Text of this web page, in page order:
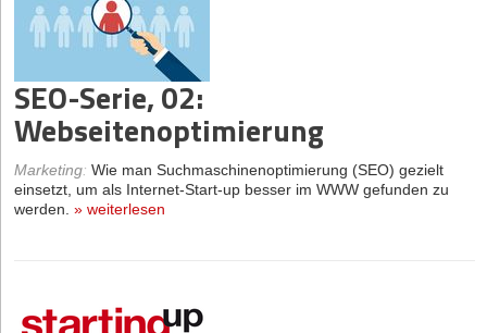
SEO-Serie, 02:
Webseitenoptimierung
Marketing: Wie man Suchmaschinenoptimierung (SEO) gezielt
einsetzt, um als Internet-Start-up besser im WWW gefunden zu
werden. » weiterlesen